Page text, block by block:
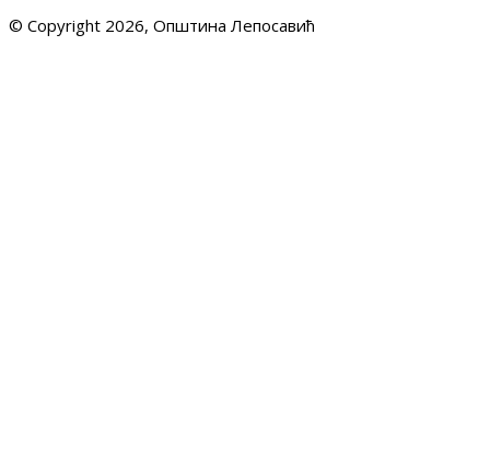
© Copyright 2026, Општина Лепосавић